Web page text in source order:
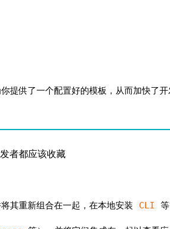
提供了一个配置好的模板，从而加快了
其重新组合在一起，在本地安装 CLI